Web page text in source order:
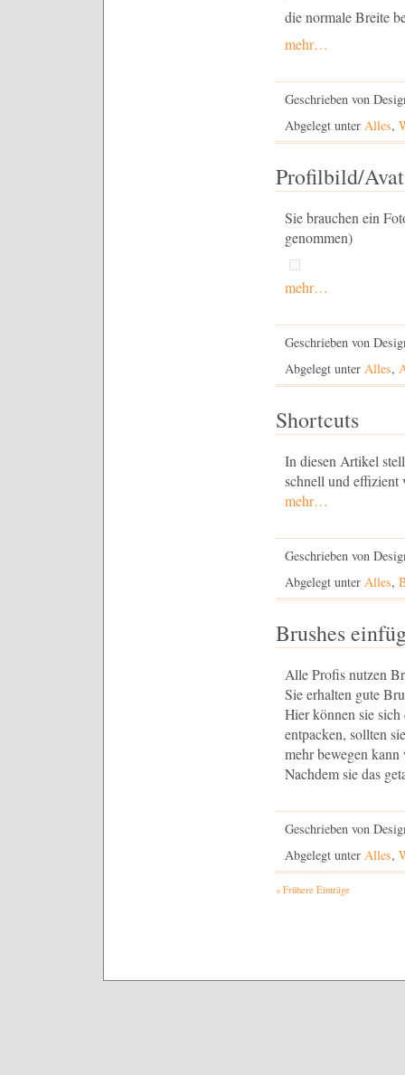
die normale Breite
mehr…
Geschrieben von
Abgelegt unter Alles,
Profilbild/
Sie brauchen ein
genommen)
mehr…
Geschrieben von
Abgelegt unter Alles,
Shortcuts
In diesen Artikel
schnell und effizient
mehr…
Geschrieben von
Abgelegt unter Alles,
Brushes
Alle Profis nutzen
Sie erhalten gute
Hier können sie sich
entpacken, sollten
mehr bewegen
Nachdem sie das
Geschrieben von
Abgelegt unter Alles,
« Frühere Einträge